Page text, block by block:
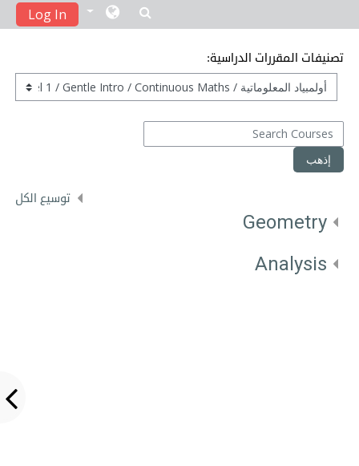
تجاوز إلى المحتوى الرئيسي
Log In
تصنيفات المقررات الدراسية:
Search Courses
إذهب
توسيع الكل
Geometry
Analysis